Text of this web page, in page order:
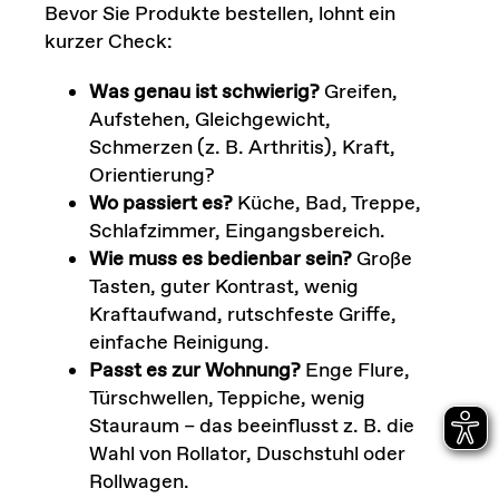
Bevor Sie Produkte bestellen, lohnt ein
kurzer Check:
Was genau ist schwierig?Greifen,
Aufstehen, Gleichgewicht,
Schmerzen (z. B. Arthritis), Kraft,
Orientierung?
Wo passiert es?Küche, Bad, Treppe,
Schlafzimmer, Eingangsbereich.
Wie muss es bedienbar sein?Große
Tasten, guter Kontrast, wenig
Kraftaufwand, rutschfeste Griffe,
einfache Reinigung.
Passt es zur Wohnung?Enge Flure,
Türschwellen, Teppiche, wenig
Stauraum – das beeinflusst z. B. die
Wahl von Rollator, Duschstuhl oder
Rollwagen.